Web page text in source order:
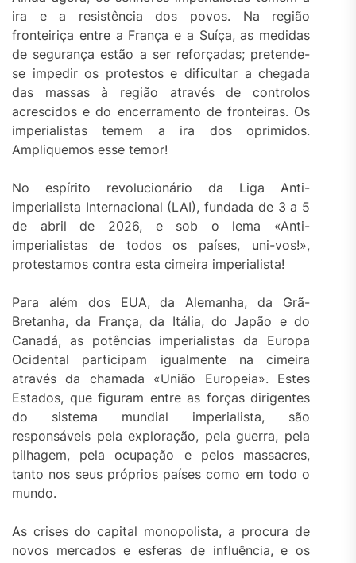
ira e a resistência dos povos. Na região
fronteiriça entre a França e a Suíça, as medidas
de segurança estão a ser reforçadas; pretende-
se impedir os protestos e dificultar a chegada
das massas à região através de controlos
acrescidos e do encerramento de fronteiras. Os
imperialistas temem a ira dos oprimidos.
Ampliquemos esse temor!
No espírito revolucionário da Liga Anti-
imperialista Internacional (LAI), fundada de 3 a 5
de abril de 2026, e sob o lema «Anti-
imperialistas de todos os países, uni-vos!»,
protestamos contra esta cimeira imperialista!
Para além dos EUA, da Alemanha, da Grã-
Bretanha, da França, da Itália, do Japão e do
Canadá, as potências imperialistas da Europa
Ocidental participam igualmente na cimeira
através da chamada «União Europeia». Estes
Estados, que figuram entre as forças dirigentes
do sistema mundial imperialista, são
responsáveis pela exploração, pela guerra, pela
pilhagem, pela ocupação e pelos massacres,
tanto nos seus próprios países como em todo o
mundo.
As crises do capital monopolista, a procura de
novos mercados e esferas de influência, e os